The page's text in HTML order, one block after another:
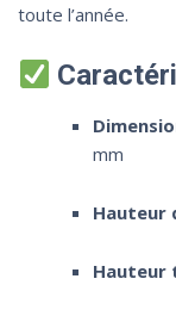
toute l’année.
mm
Hauteur
Hauteur